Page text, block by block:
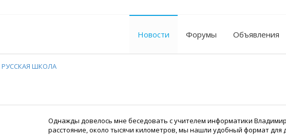
Новости Форумы Объявления
РУССКАЯ ШКОЛА
Однажды довелось мне беседовать с учителем информатики
расстояние, около тысячи километров, мы нашли удобный формат для